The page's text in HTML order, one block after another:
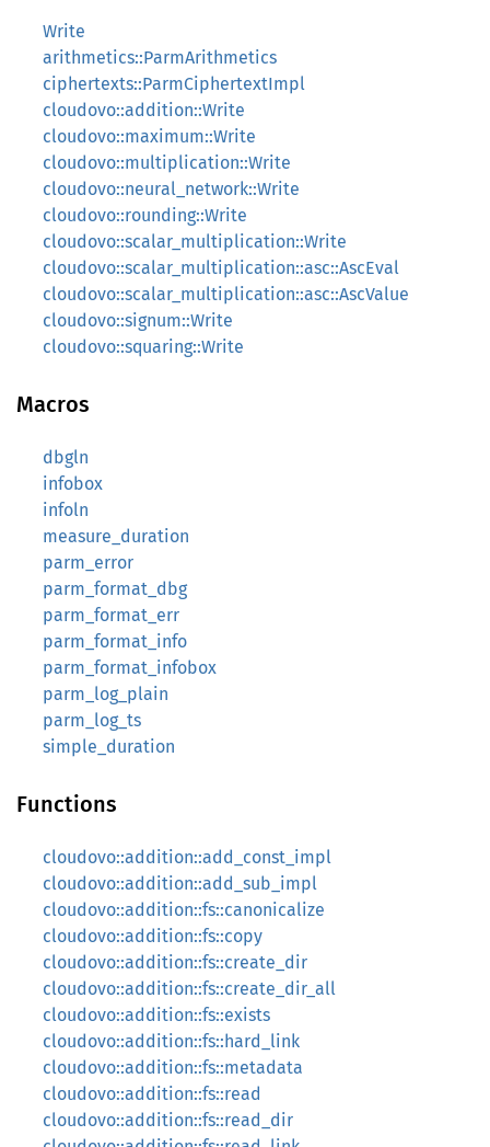
Write
arithmetics::ParmArithmetics
ciphertexts::ParmCiphertextImpl
cloudovo::addition::Write
cloudovo::maximum::Write
cloudovo::multiplication::Write
cloudovo::neural_network::Write
cloudovo::rounding::Write
cloudovo::scalar_multiplication::Write
cloudovo::scalar_multiplication::asc::AscEval
cloudovo::scalar_multiplication::asc::AscValue
cloudovo::signum::Write
cloudovo::squaring::Write
Macros
dbgln
infobox
infoln
measure_duration
parm_error
parm_format_dbg
parm_format_err
parm_format_info
parm_format_infobox
parm_log_plain
parm_log_ts
simple_duration
Functions
cloudovo::addition::add_const_impl
cloudovo::addition::add_sub_impl
cloudovo::addition::fs::canonicalize
cloudovo::addition::fs::copy
cloudovo::addition::fs::create_dir
cloudovo::addition::fs::create_dir_all
cloudovo::addition::fs::exists
cloudovo::addition::fs::hard_link
cloudovo::addition::fs::metadata
cloudovo::addition::fs::read
cloudovo::addition::fs::read_dir